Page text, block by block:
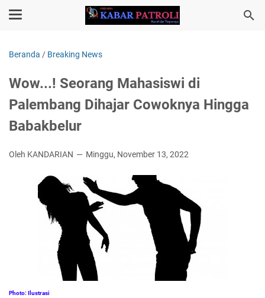
Beranda / Breaking News
Wow...! Seorang Mahasiswi di
Palembang Dihajar Cowoknya Hingga
Babakbelur
Oleh KANDARIAN Minggu, November 13, 2022
Photo: Ilustrasi